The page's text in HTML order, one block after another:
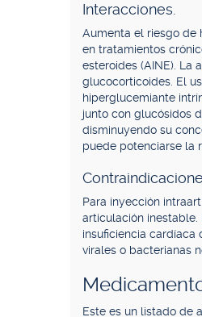
Interacciones.
Aumenta el riesgo de
en tratamientos
esteroides (AINE). La
glucocorticoides. El
hiperglucemiante
junto con glucósidos
disminuyendo su
puede potenciarse la
Para inyección
articulación inestable.
insuficiencia cardíaca
virales o bacterianas
Este es un listado de